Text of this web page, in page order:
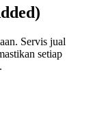
Servis jual
setiap